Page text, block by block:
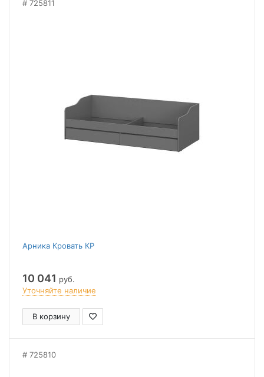
725811
Арника Кровать КР
10 041 руб.
Уточняйте наличие
В корзину
725810